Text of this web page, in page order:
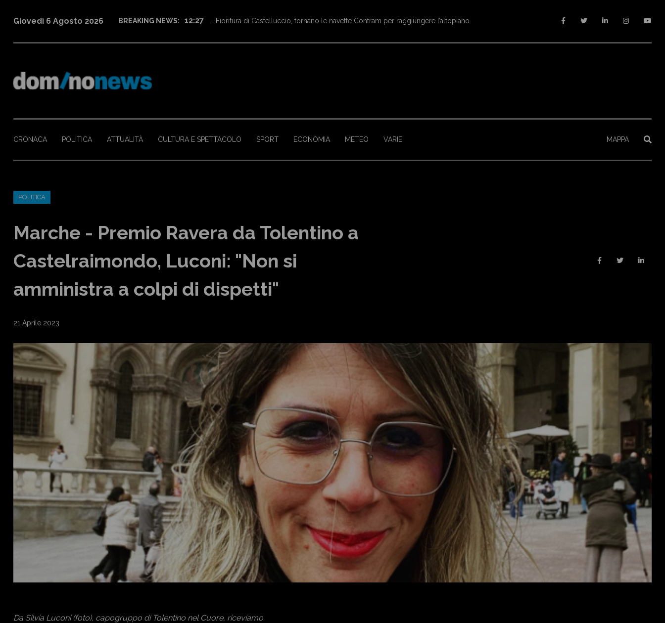
Giovedì 6 Agosto 2026 BREAKING NEWS: 12:27 - Fioritura di Castelluccio, tornano le navette Contram per raggiungere l’altopiano
CRONACA POLITICA ATTUALITÀ CULTURA E SPETTACOLO SPORT ECONOMIA METEO VARIE MAPPA
POLITICA
Marche - Premio Ravera da Tolentino a
Castelraimondo, Luconi: "Non si
amministra a colpi di dispetti"
21 Aprile 2023
Da Silvia Luconi (foto), capogruppo di Tolentino nel Cuore, riceviamo